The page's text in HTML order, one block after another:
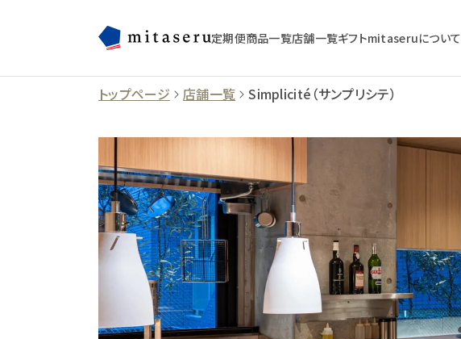
定期便商品一覧店舗一覧ギフトmitaseruについて
トップページ 店舗一覧 Simplicité（サンプリシテ）